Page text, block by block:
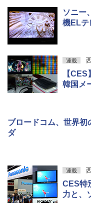
ソニー
機ELテ
連載
【
韓国メ
ブロードコム、世界
ダ
連載
CES特
力と、